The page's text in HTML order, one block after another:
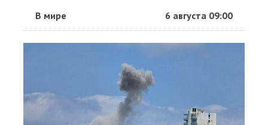
В мире 6 августа 09:00